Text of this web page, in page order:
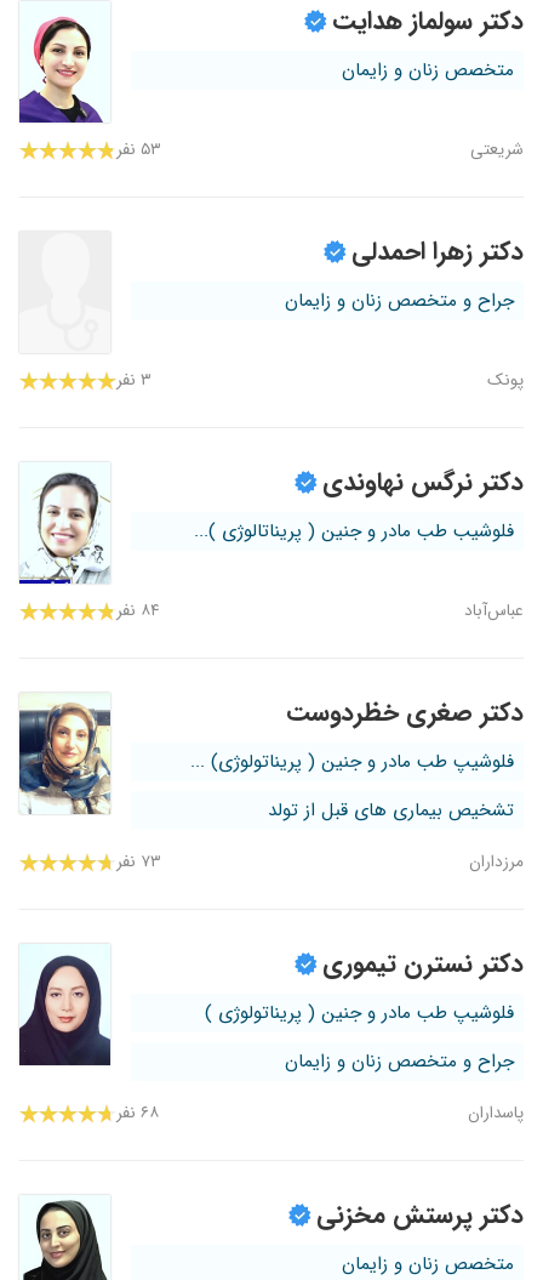
دکتر سولماز هدایت
متخصص زنان و زایمان
شریعتی ۵۳ نفر
دکتر زهرا احمدلی
جراح و متخصص زنان و زایمان
پونک ۳ نفر
دکتر نرگس نهاوندی
فلوشیب طب مادر و جنین ( پریناتالوژی )...
عباس‌آباد ۸۴ نفر
دکتر صغری خظردوست
فلوشیپ طب مادر و جنین ( پریناتولوژی) ...
تشخیص بیماری های قبل از تولد
مرزداران ۷۳ نفر
دکتر نسترن تیموری
فلوشیپ طب مادر و جنین ( پریناتولوژی )
جراح و متخصص زنان و زایمان
پاسداران ۶۸ نفر
دکتر پرستش مخزنی
متخصص زنان و زایمان